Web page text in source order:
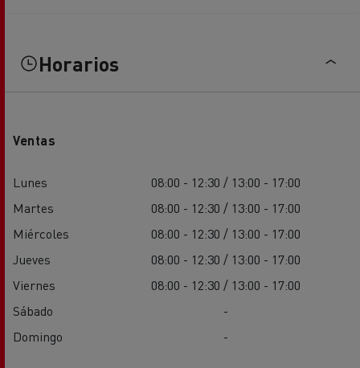
Horarios
Ventas
Lunes
08:00 - 12:30 / 13:00 - 17:00
Martes
08:00 - 12:30 / 13:00 - 17:00
Miércoles
08:00 - 12:30 / 13:00 - 17:00
Jueves
08:00 - 12:30 / 13:00 - 17:00
Viernes
08:00 - 12:30 / 13:00 - 17:00
Sábado
-
Domingo
-